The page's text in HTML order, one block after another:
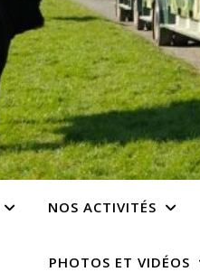
NOS ACTIVITÉS
PHOTOS ET VIDÉOS